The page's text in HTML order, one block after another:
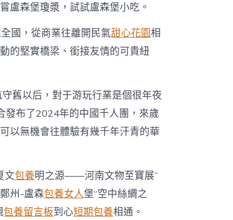
盧森堡瓊漿，試試盧森堡小吃。
國，從商業往離開民氣甜心花園相
的堅實橋梁、銜接友情的可貴紐
舊以后，對于游玩行業是個很年夜
發布了2024年的中國千人團，來歲
以無機會往體驗有幾千年汗青的華
文包養明之源——河南文物至寶展”
鄭州-盧森包養女人堡“空中絲綢之
包養留言板到心短期包養相通。